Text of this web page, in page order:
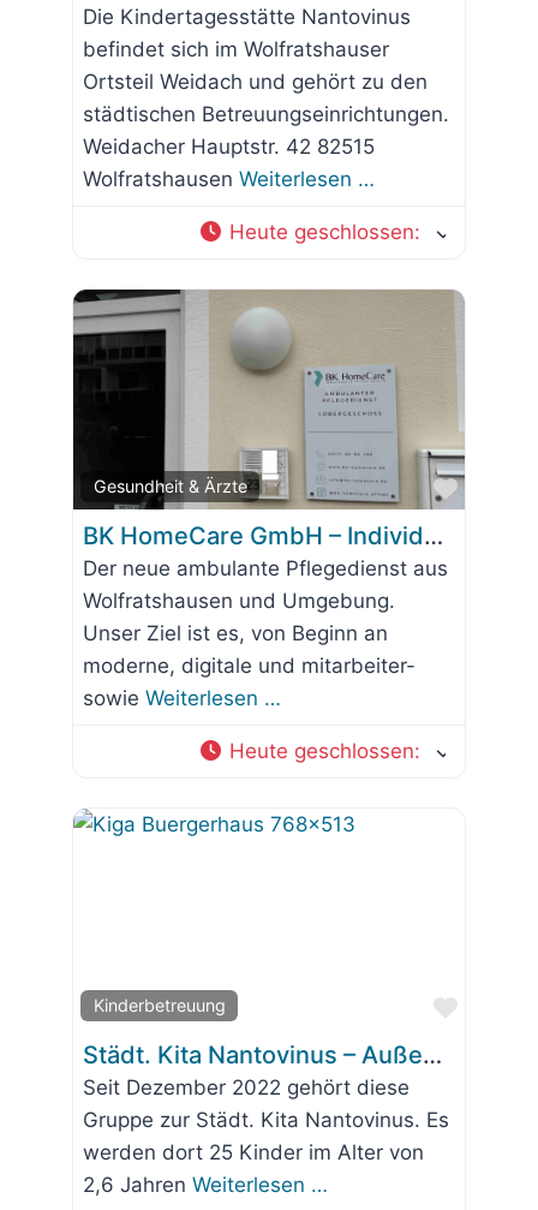
Die Kindertagesstätte Nantovinus
befindet sich im Wolfratshauser
Ortsteil Weidach und gehört zu den
städtischen Betreuungseinrichtungen.
Weidacher Hauptstr. 42 82515
Wolfratshausen Weiterlesen …
Heute geschlossen:
Gesundheit & Ärzte
Favorit
BK HomeCare GmbH – Individuelle Pflege daheim in Wolfratshausen
Der neue ambulante Pflegedienst aus
Wolfratshausen und Umgebung.
Unser Ziel ist es, von Beginn an
moderne, digitale und mitarbeiter-
sowie Weiterlesen …
Heute geschlossen:
Kinderbetreuung
Favorit
Städt. Kita Nantovinus – Außenstelle „Wolkenland“ im Bürgerhaus
Seit Dezember 2022 gehört diese
Gruppe zur Städt. Kita Nantovinus. Es
werden dort 25 Kinder im Alter von
2,6 Jahren Weiterlesen …